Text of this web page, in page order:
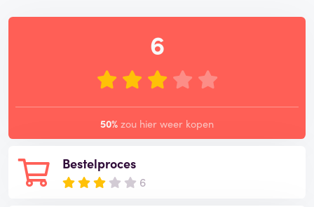
Bestelproces
6
6
50% zou hier weer kopen